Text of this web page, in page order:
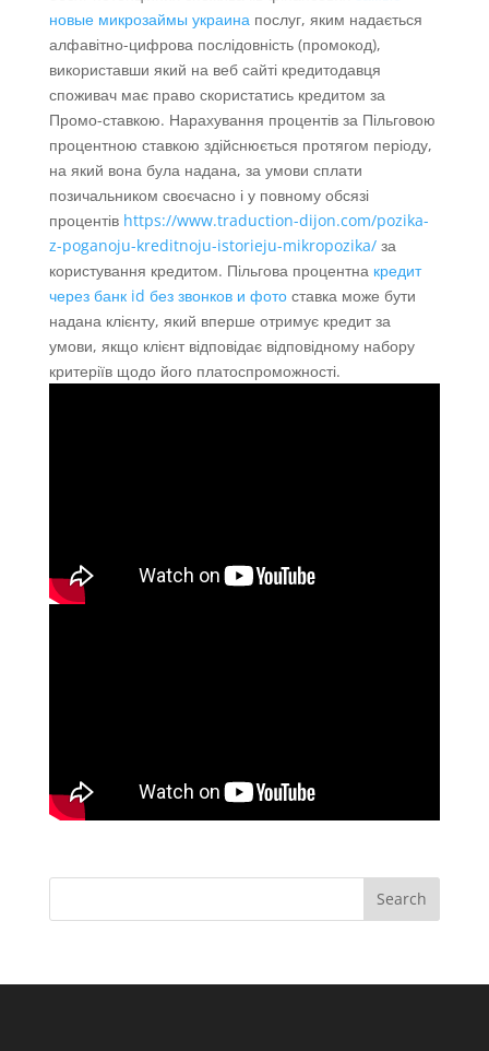
новые микрозаймы украинапослуг, яким надається
алфавітно-цифрова послідовність (промокод),
використавши який на веб сайті кредитодавця
споживач має право скористатись кредитом за
Промо-ставкою. Нарахування процентів за Пільговою
процентною ставкою здійснюється протягом періоду,
на який вона була надана, за умови сплати
позичальником своєчасно і у повному обсязі
процентів https://www.traduction-dijon.com/pozika-
z-poganoju-kreditnoju-istorieju-mikropozika/за
користування кредитом. Пільгова процентна кредит
через банк id без звонков и фотоставка може бути
надана клієнту, який вперше отримує кредит за
умови, якщо клієнт відповідає відповідному набору
критеріїв щодо його платоспроможності.
Search